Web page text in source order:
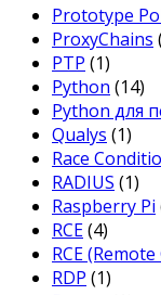
Prototype
ProxyChains
PTP (1)
Python (14)
Python для
Qualys (1)
Race
RADIUS (1)
Raspberry Pi
RCE(4)
RCE
RDP (1)